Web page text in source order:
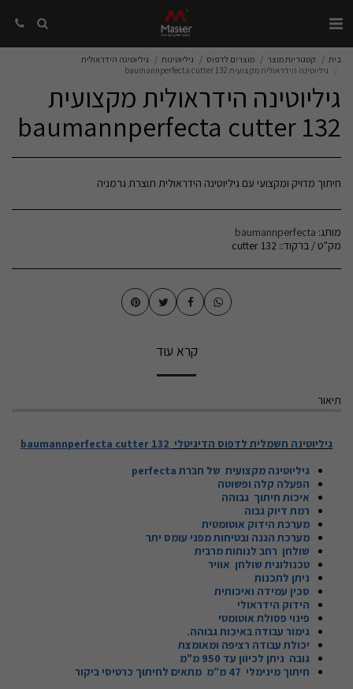
בית קטגוריות מוצר מוצרים לדפוס גיליוטינות
גיליוטינה הידראולית
גיליוטינה הידראולית מקצועית baumannperfecta cutter 132
גיליוטינה הידראולית מקצועית
baumannperfecta cutter 132
חיתוך מדויק ומקצועי עם גיליוטינה הידראולית תוצרת גרמניה
מותג: baumannperfecta
מק"ט / ברקוד:: cutter 132
קרא עוד
תיאור
גיליוטינה חשמלית לדפוס הדיגיטלי baumannperfecta cutter 132
גיליוטינה מקצועית של חברת perfecta
הפעלה קלה ופשוטה
איכות חיתוך גבוהה
רמת דיוק גבוה
מערכת הידוק אוטומטית
מערכת הגנה ובטיחות מפני עומס יתר
שולחן רחב לנוחות מרבית
טכנולוגית שולחן אוויר
ניתן לתכנות
סכין עמידה ואיכותית
הידוק הידראולי
פינוי פסולת אוטומטי
גימור עבודה באיכות גבוהה.
יכולת עבודה רציפה ומאומצת
גובה ניתן לכיוון עד 950 מ"מ
חיתוך מינימלי 47 מ"מ מתאים לחיתוך כרטיסי ביקור